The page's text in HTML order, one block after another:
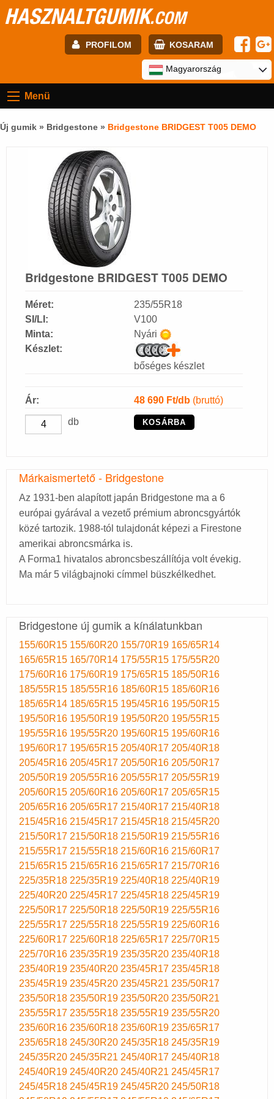
HASZNALTGUMIK.COM
PROFILOM KOSARAM
Jelszó:
Regisztráció
Magyarország
Menü
Új gumik » Bridgestone » Bridgestone BRIDGEST T005 DEMO
Bridgestone BRIDGEST T005 DEMO
Méret:
SI/LI:
Minta:
Készlet:
235/55R18
V100
Nyári
bőséges készlet
Ár: 48 690 Ft/db (bruttó)
db KOSÁRBA
Márkaismertető - Bridgestone
Az 1931-ben alapított japán Bridgestone ma a 6
európai gyárával a vezető prémium abroncsgyártók
közé tartozik. 1988-tól tulajdonát képezi a Firestone
amerikai abroncsmárka is.
A Forma1 hivatalos abroncsbeszállítója volt évekig.
Ma már 5 világbajnoki címmel büszkélkedhet.
Bridgestone új gumik a kínálatunkban
155/60R15 155/60R20 155/70R19 165/65R14
165/65R15 165/70R14 175/55R15 175/55R20
175/60R16 175/60R19 175/65R15 185/50R16
185/55R15 185/55R16 185/60R15 185/60R16
185/65R14 185/65R15 195/45R16 195/50R15
195/50R16 195/50R19 195/50R20 195/55R15
195/55R16 195/55R20 195/60R15 195/60R16
195/60R17 195/65R15 205/40R17 205/40R18
205/45R16 205/45R17 205/50R16 205/50R17
205/50R19 205/55R16 205/55R17 205/55R19
205/60R15 205/60R16 205/60R17 205/65R15
205/65R16 205/65R17 215/40R17 215/40R18
215/45R16 215/45R17 215/45R18 215/45R20
215/50R17 215/50R18 215/50R19 215/55R16
215/55R17 215/55R18 215/60R16 215/60R17
215/65R15 215/65R16 215/65R17 215/70R16
225/35R18 225/35R19 225/40R18 225/40R19
225/40R20 225/45R17 225/45R18 225/45R19
225/50R17 225/50R18 225/50R19 225/55R16
225/55R17 225/55R18 225/55R19 225/60R16
225/60R17 225/60R18 225/65R17 225/70R15
225/70R16 235/35R19 235/35R20 235/40R18
235/40R19 235/40R20 235/45R17 235/45R18
235/45R19 235/45R20 235/45R21 235/50R17
235/50R18 235/50R19 235/50R20 235/50R21
235/55R17 235/55R18 235/55R19 235/55R20
235/60R16 235/60R18 235/60R19 235/65R17
235/65R18 245/30R20 245/35R18 245/35R19
245/35R20 245/35R21 245/40R17 245/40R18
245/40R19 245/40R20 245/40R21 245/45R17
245/45R18 245/45R19 245/45R20 245/50R18